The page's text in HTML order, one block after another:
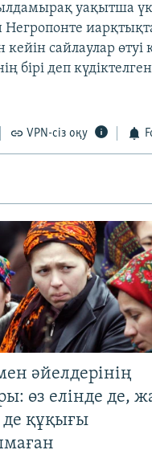
уақытша
Негропонте
кейін сайлаулар
бірі деп
VPN-сіз оқу
әйелдерінің
өз елінде де,
құқығы